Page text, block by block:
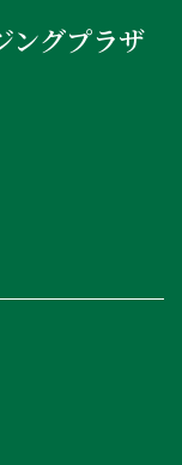
ングプラザ